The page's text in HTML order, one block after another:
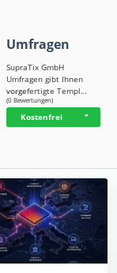
Umfragen
SupraTix GmbH
Umfragen gibt Ihnen
vorgefertigte Templ…
☆☆☆☆☆
(0 Bewertungen)
Kostenfrei